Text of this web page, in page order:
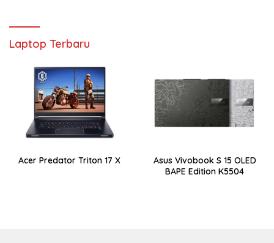
Laptop Terbaru
Acer Predator Triton 17 X
Asus Vivobook S 15 OLED
BAPE Edition K5504